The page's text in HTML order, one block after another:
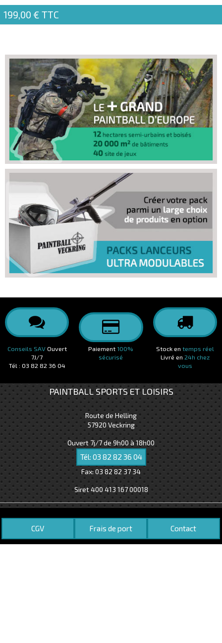
199,00 € TTC
Conseils SAVOuvert
7J/7
Tél : 03 82 82 36 04
Paiement100%
sécurisé
Stock en temps réel
Livré en 24h chez
vous
PAINTBALL SPORTS ET LOISIRS
Route de Helling
57920 Veckring
Ouvert 7j/7 de 9h00 à 18h00
Tél: 03 82 82 36 04
Fax: 03 82 82 37 34
Siret 400 413 167 00018
CGV Frais de port Contact